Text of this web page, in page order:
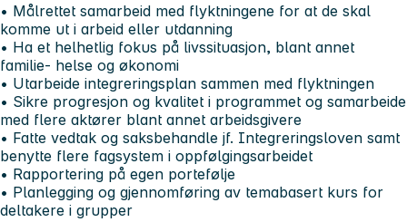
• Målrettet samarbeid med flyktningene for at de skal
komme ut i arbeid eller utdanning
• Ha et helhetlig fokus på livssituasjon, blant annet
familie- helse og økonomi
• Utarbeide integreringsplan sammen med flyktningen
• Sikre progresjon og kvalitet i programmet og samarbeide
med flere aktører blant annet arbeidsgivere
• Fatte vedtak og saksbehandle jf. Integreringsloven samt
benytte flere fagsystem i oppfølgingsarbeidet
• Rapportering på egen portefølje
• Planlegging og gjennomføring av temabasert kurs for
deltakere i grupper